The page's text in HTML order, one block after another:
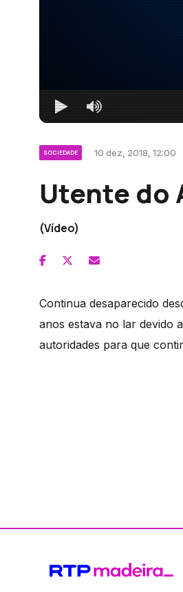
SOCIEDADE 10 dez, 2018, 12:00
Utente do
(Vídeo)
Continua desaparecido
anos estava no lar devido
autoridades para que